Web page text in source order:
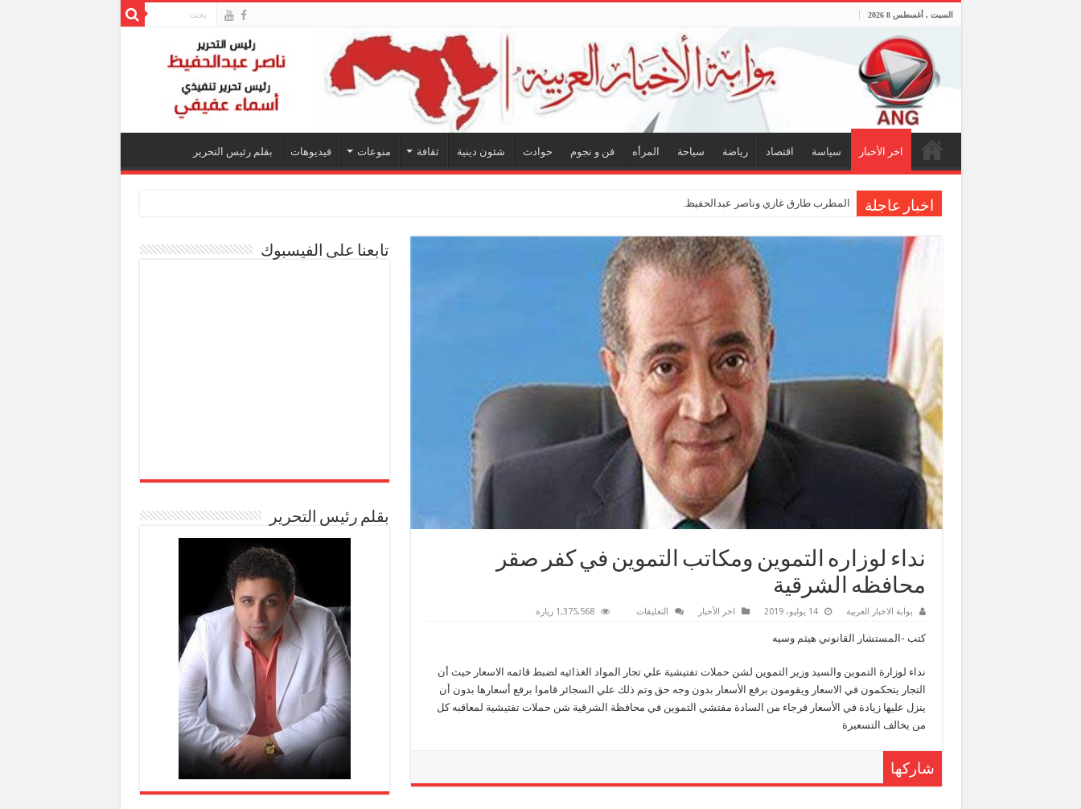
السبت , أغسطس 8 2026
اخر الأخبار سياسة اقتصاد رياضة سياحة المرأه فن و نجوم حوادث شئون دينية ثقافة منوعات فيديوهات بقلم رئيس التحرير
اخبار عاجلة المطرب طارق غازي وناصر عبدالحفيظ.. شراكة فنية ترسم
نداء لوزاره التموين ومكاتب التموين في كفر صقر
محافظه الشرقية
بوابة الاخبار العربية 14 يوليو، 2019 اخر الأخبار التعليقات
في
كفر
صقر
محافظه
1,375,568 زيارة
كتب -المستشار القانوني هيثم وسيه
نداء لوزارة التموين والسيد وزير التموين لشن حملات تفتيشية علي تجار المواد الغذائيه لضبط قائمه الاسعار حيث أن
التجار يتحكمون في الاسعار ويقومون برفع الأسعار بدون وجه حق وتم ذلك علي السجائر قاموا برفع أسعارها بدون أن
ينزل عليها زيادة في الأسعار فرجاء من السادة مفتشي التموين في محافظة الشرقية شن حملات تفتيشية لمعاقبه كل
من يخالف التسعيرة
شاركها
تابعنا على الفيسبوك
بقلم رئيس التحرير